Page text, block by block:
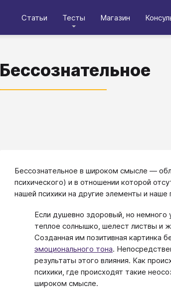
Статьи Тесты Магазин
Бессознательное
Бессознательное в широком смысле —
психического) и в отношении которой
нашей психики на другие элементы и наше
Если душевно здоровый, но немного
теплое солнышко, шелест листвы и
Созданная им позитивная картинка
эмоционального тона.
результаты этого влияния. Как
психики, где происходят такие
широком смысле.